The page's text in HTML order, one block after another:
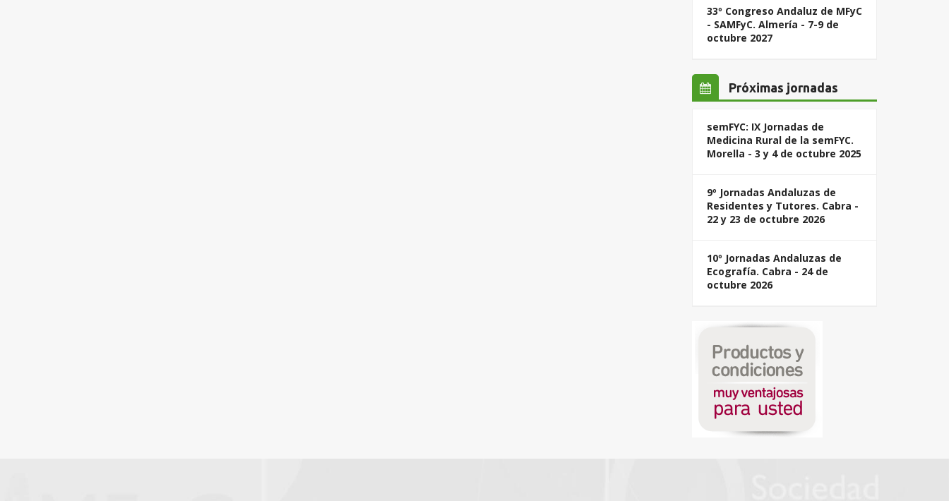
33º Congreso Andaluz de MFyC
- SAMFyC. Almería - 7-9 de
octubre 2027
Próximas jornadas
semFYC: IX Jornadas de
Medicina Rural de la semFYC.
Morella - 3 y 4 de octubre 2025
9º Jornadas Andaluzas de
Residentes y Tutores. Cabra -
22 y 23 de octubre 2026
10º Jornadas Andaluzas de
Ecografía. Cabra - 24 de
octubre 2026